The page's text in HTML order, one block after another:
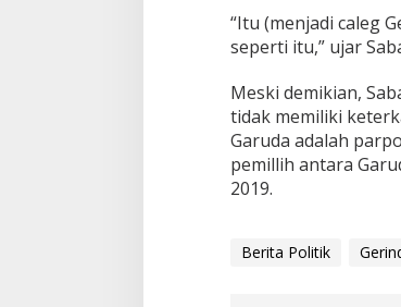
“Itu (menjadi caleg
seperti itu,” ujar
Meski demikian,
tidak memiliki
Garuda adalah
pemillih antara
2019.
Berita Politik